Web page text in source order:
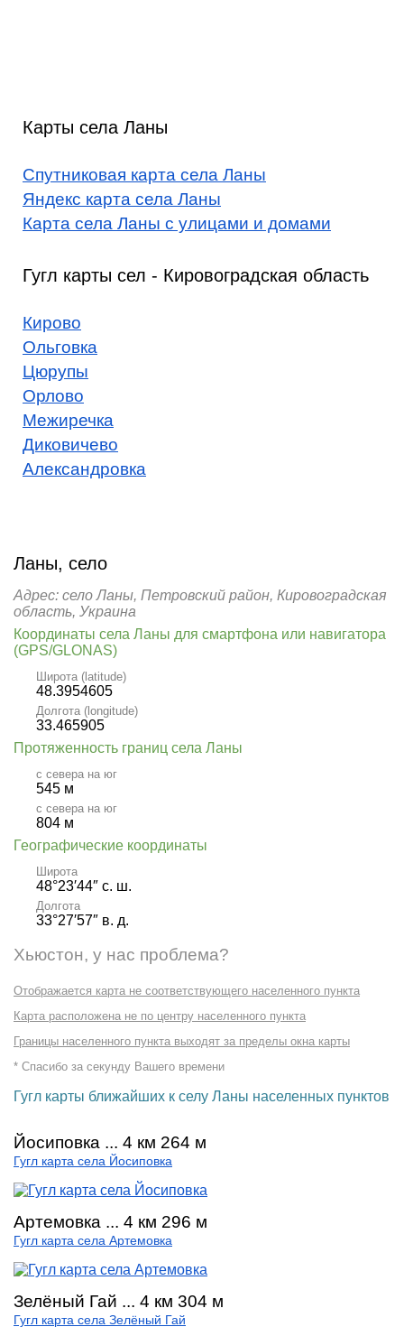
Карты села Ланы
Спутниковая карта села Ланы
Яндекс карта села Ланы
Карта села Ланы с улицами и домами
Гугл карты сел - Кировоградская область
Кирово
Ольговка
Цюрупы
Орлово
Межиречка
Диковичево
Александровка
Ланы, село
Адрес: село Ланы, Петровский район, Кировоградская
область, Украина
Координаты села Ланы для смартфона или навигатора
(GPS/GLONAS)
Широта (latitude)
48.3954605
Долгота (longitude)
33.465905
Протяженность границ села Ланы
с севера на юг
545 м
с севера на юг
804 м
Географические координаты
Широта
48°23′44″ с. ш.
Долгота
33°27′57″ в. д.
Хьюстон, у нас проблема?
Отображается карта не соответствующего населенного пункта
Карта расположена не по центру населенного пункта
Границы населенного пункта выходят за пределы окна карты
* Спасибо за секунду Вашего времени
Гугл карты ближайших к селу Ланы населенных пунктов
Йосиповка ... 4 км 264 м
Гугл карта села Йосиповка
Артемовка ... 4 км 296 м
Гугл карта села Артемовка
Зелёный Гай ... 4 км 304 м
Гугл карта села Зелёный Гай